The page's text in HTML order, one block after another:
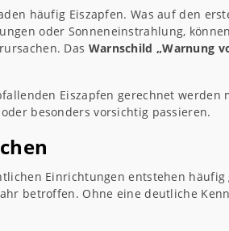
häufig Eiszapfen. Was auf den
oder Sonneneinstrahlung,
Das Warnschild „Warnung
Eiszapfen gerechnet
besonders vorsichtig passieren.
Einrichtungen entstehen
betroffen. Ohne eine deutliche